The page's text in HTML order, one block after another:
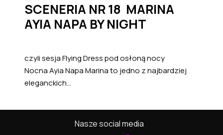
SCENERIA NR 18 MARINA
AYIA NAPA BY NIGHT
czyli sesja Flying Dress pod osłoną nocy
Nocna Ayia Napa Marina to jedno z najbardziej
eleganckich...
Nasze social media